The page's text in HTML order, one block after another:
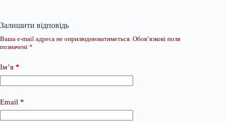
Залишити відповідь
Ваша e-mail адреса не оприлюднюватиметься. Обов’язкові поля
позначені *
Ім’я *
Email *